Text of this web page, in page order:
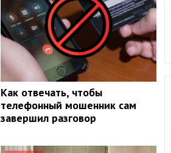
Как отвечать, чтобы
телефонный мошенник сам
завершил разговор